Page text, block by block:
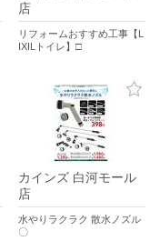
店
リフォームおすすめ工事【L
IXILトイレ】□
カインズ 白河モール
店
水やりラクラク 散水ノズル
〇